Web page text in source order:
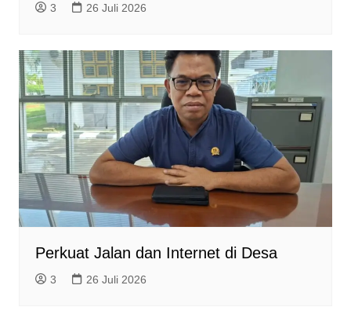
3 26 Juli 2026
Perkuat Jalan dan Internet di Desa
3 26 Juli 2026